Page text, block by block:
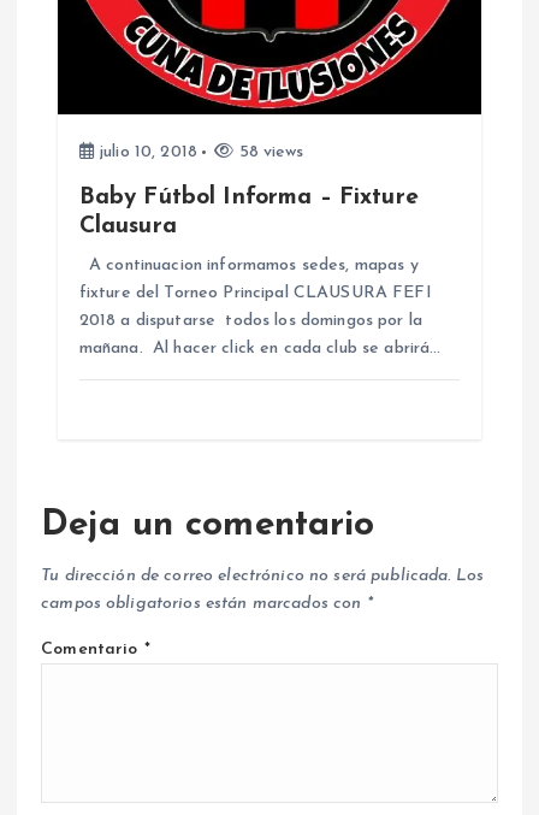
julio 10, 2018 58 views
Baby Fútbol Informa – Fixture
Clausura
A continuacion informamos sedes, mapas y
fixture del Torneo Principal CLAUSURA FEFI
2018 a disputarse todos los domingos por la
mañana. Al hacer click en cada club se abrirá…
Deja un comentario
Tu dirección de correo electrónico no será publicada. Los
campos obligatorios están marcados con *
Comentario *